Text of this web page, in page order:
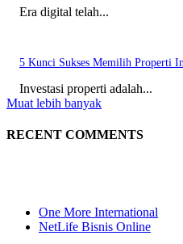
Era digital telah...
5 Kunci Sukses Memilih Properti
Investasi properti adalah...
Muat lebih banyak
RECENT COMMENTS
One More International
NetLife Bisnis Online